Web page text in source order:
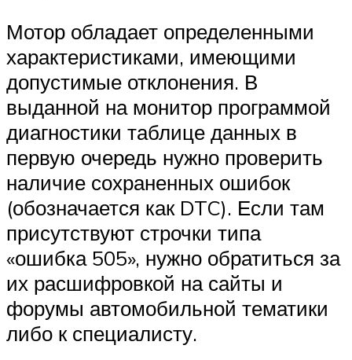
Мотор обладает определенными
характеристиками, имеющими
допустимые отклонения. В
выданной на монитор программой
диагностики таблице данных в
первую очередь нужно проверить
наличие сохраненных ошибок
(обозначается как DTC). Если там
присутствуют строчки типа
«ошибка 505», нужно обратиться за
их расшифровкой на сайты и
форумы автомобильной тематики
либо к специалисту.